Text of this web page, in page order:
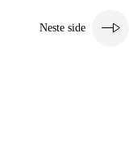
Neste side